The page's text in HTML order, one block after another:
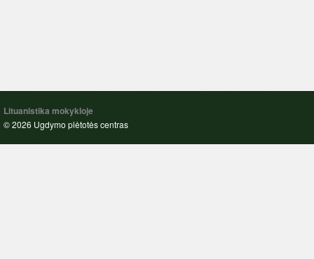
Lituanistika mokykloje
© 2026 Ugdymo plėtotės centras